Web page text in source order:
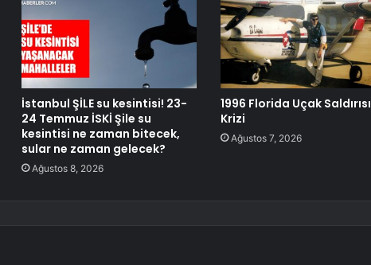
İstanbul ŞİLE su kesintisi! 23-
24 Temmuz İSKİ Şile su
kesintisi ne zaman bitecek,
sular ne zaman gelecek?
Ağustos 8, 2026
1996 Florida Uçak Saldırısı
Krizi
Ağustos 7, 2026